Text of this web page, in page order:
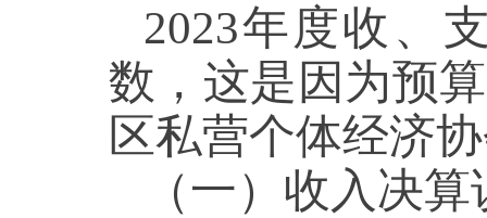
2023年度收、
数，这是因为预
区私营个体经济
（一） 收入决算